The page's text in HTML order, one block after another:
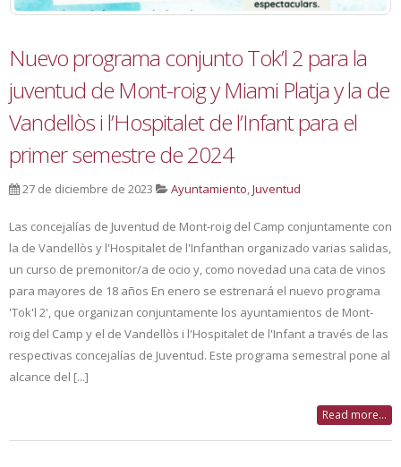
Nuevo programa conjunto Tok’l 2 para la
juventud de Mont-roig y Miami Platja y la de
Vandellòs i l’Hospitalet de l’Infant para el
primer semestre de 2024
27 de diciembre de 2023 Ayuntamiento Juventud
Las concejalías de Juventud de Mont-roig del Camp conjuntamente con
la de Vandellòs y l'Hospitalet de l'Infanthan organizado varias salidas,
un curso de premonitor/a de ocio y, como novedad una cata de vinos
para mayores de 18 años En enero se estrenará el nuevo programa
'Tok'l 2', que organizan conjuntamente los ayuntamientos de Mont-
roig del Camp y el de Vandellòs i l'Hospitalet de l'Infant a través de las
respectivas concejalías de Juventud. Este programa semestral pone al
alcance del [...]
Read more...